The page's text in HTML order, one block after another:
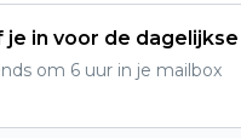
je in voor de
om 6 uur in je mailbox